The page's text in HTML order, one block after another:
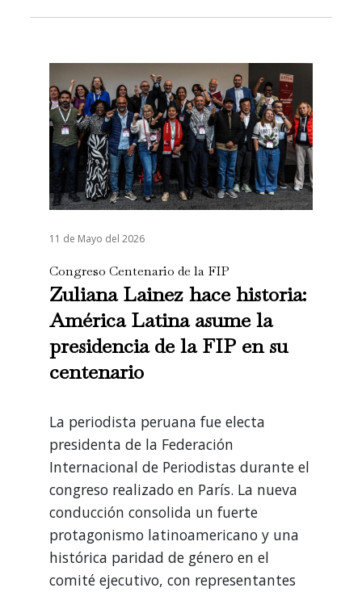
11 de Mayo del 2026
Congreso Centenario de la FIP
Zuliana Lainez hace historia:
América Latina asume la
presidencia de la FIP en su
centenario
La periodista peruana fue electa
presidenta de la Federación
Internacional de Periodistas durante el
congreso realizado en París. La nueva
conducción consolida un fuerte
protagonismo latinoamericano y una
histórica paridad de género en el
comité ejecutivo, con representantes